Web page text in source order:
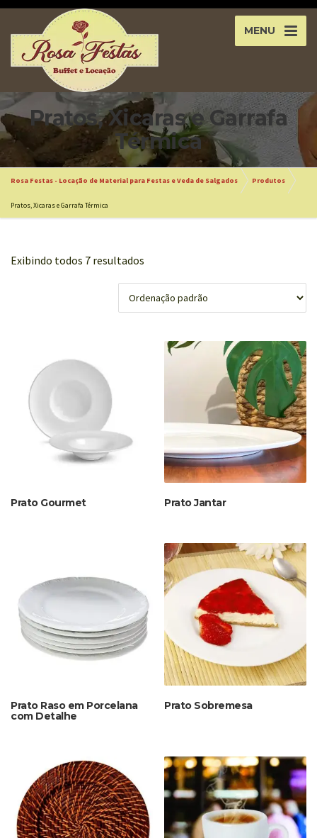
MENU
Pratos, Xicaras e Garrafa
Térmica
Rosa Festas - Locação de Material para Festas e Veda de Salgados Produtos
Pratos, Xicaras e Garrafa Térmica
Exibindo todos 7 resultados
Prato Gourmet Prato Jantar
Prato Raso em Porcelana
com Detalhe
Prato Sobremesa